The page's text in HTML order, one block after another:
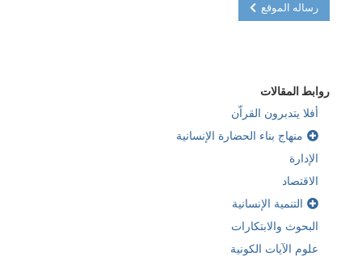
رساله الموقع
روابط المقالات
أفلا يتدبرون القراّن
منهاج بناء الحضارة الإنسانية
الإدارة
الاقتصاد
التنمية الإنسانية
البحوث والابتكارات
علوم الآيات الكونية